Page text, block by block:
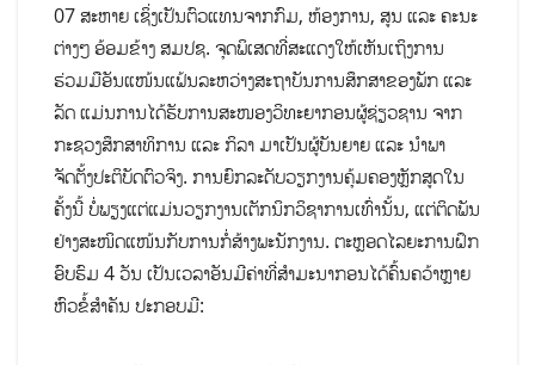
07 ສະຫາຍ ເຊິ່ງເປັນຕົວແທນຈາກກົມ, ຫ້ອງການ, ສູນ ແລະ ຄະນະ
ຕ່າງໆ ອ້ອມຂ້າງ ສມປຊ. ຈຸດພິເສດທີ່ສະແດງໃຫ້ເຫັນເຖິງການ
ຮ່ວມມືອັນແໜ້ນແຟ້ນລະຫວ່າງສະຖາບັນການສຶກສາຂອງພັກ ແລະ
ລັດ ແມ່ນການໄດ້ຮັບການສະໜອງວິທະຍາກອນຜູ້ຊ່ຽວຊານ ຈາກ
ກະຊວງສຶກສາທິການ ແລະ ກິລາ ມາເປັນຜູ້ບັນຍາຍ ແລະ ນຳພາ
ຈັດຕັ້ງປະຕິບັດຕົວຈິງ. ການຍົກລະດັບວຽກງານຄຸ້ມຄອງຫຼັກສູດໃນ
ຄັ້ງນີ້ ບໍ່ພຽງແຕ່ແມ່ນວຽກງານເຕັກນິກວິຊາການເທົ່ານັ້ນ, ແຕ່ຕິດພັນ
ຢ່າງສະໜິດແໜ້ນກັບການກໍ່ສ້າງພະນັກງານ. ຕະຫຼອດໄລຍະການຝຶກ
ອົບຮົມ 4 ວັນ ເປັນເວລາອັນມີຄ່າທີ່ສຳມະນາກອນໄດ້ຄົ້ນຄວ້າຫຼາຍ
ຫົວຂໍ້ສຳຄັນ ປະກອບມີ: